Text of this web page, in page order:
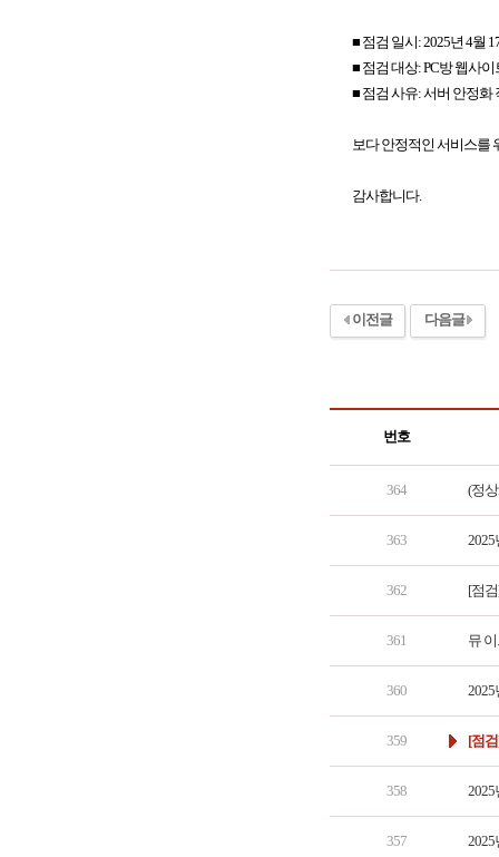
■ 점검 일시: 2025년 4월
■ 점검 대상: PC방 웹사이
■ 점검 사유: 서버 안정화
보다 안정적인 서비스를
감사합니다.
이전글 다음글
번호
364 (정
363 2025
362 [점
361 뮤
360 2025
359 [점
358 2025
357 2025